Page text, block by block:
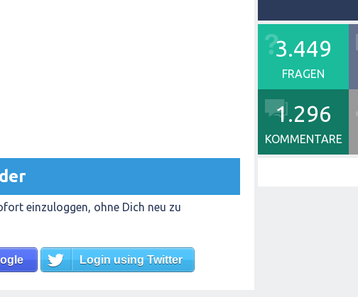
einzuloggen, ohne Dich neu zu
Login using Twitter
3.449
FRAGEN
1.296
KOMMENTARE